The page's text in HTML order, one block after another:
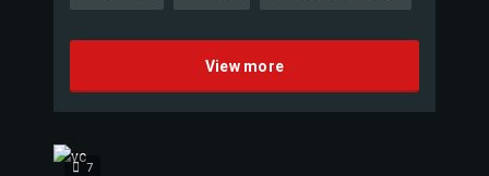
View more
7